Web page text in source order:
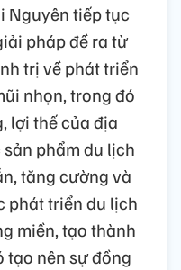
Nguyên tiếp tục
pháp đề ra từ
trị về phát triển
nhọn, trong đó
lợi thế của địa
phẩm du lịch
tăng cường và
phát triển du lịch
miền, tạo thành
tạo nên sự đồng